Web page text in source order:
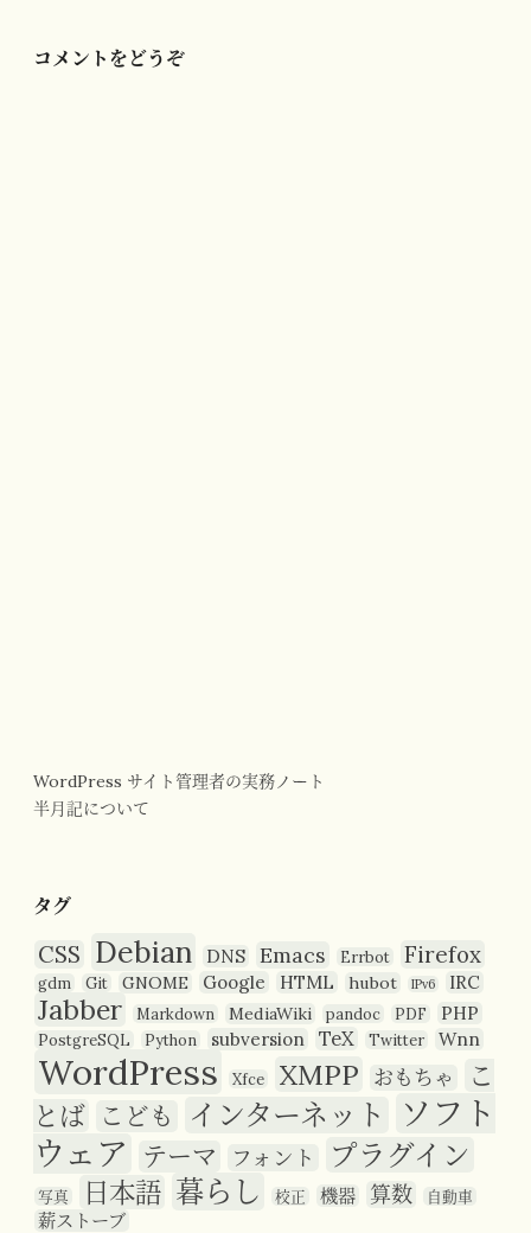
コメントをどうぞ
WordPress サイト管理者の実務ノート
半月記について
タグ
CSS Debian DNS Emacs Errbot Firefox
gdm Git GNOME Google HTML hubot IPv6 IRC
Jabber Markdown MediaWiki pandoc PDF PHP
PostgreSQL Python subversion TeX Twitter Wnn
WordPress Xfce XMPP おもちゃ
こ
とば こども インターネット
ソフト
ウェア
テーマ フォント プラグイン
写真 日本語 暮らし 校正 機器 算数 自動車
薪ストーブ